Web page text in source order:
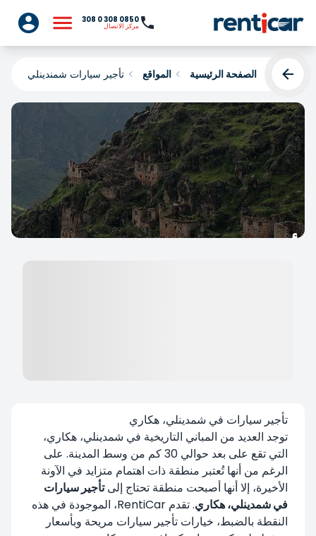
0850 308 0 308
مركز الاتصال
الصفحة الرئيسية المواقع تأجير سيارات شمندينلي
تأجير سيارات شمندينلي
تأجير سيارات في شمدينلي، هكاري
توجد العديد من المباني التاريخية في شمدينلي، هكاري،
التي تقع على بعد حوالي 30 كم من وسط المدينة. على
الرغم من أنها تُعتبر منطقة ذات اهتمام متزايد في الآونة
الأخيرة، إلا أنها أصبحت منطقة تحتاج إلىتأجير سيارات
في شمدينلي، هكاري
. تقدم RentiCar، الموجودة في هذه
النقطة بالضبط، خيارات تأجير سيارات مريحة وبأسعار